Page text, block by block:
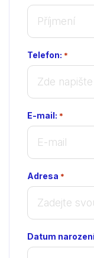
Telefon: *
E-mail: *
Adresa *
Datum